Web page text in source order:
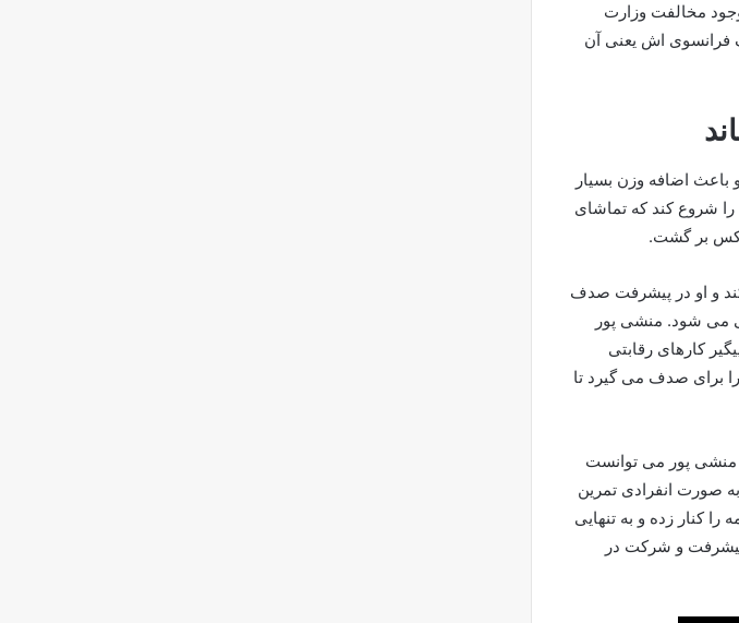
مخالفت وزارت
فرانسوی اش یعنی آن
اضافه وزن بسیار
شروع کند که تماشای
کند و او در پیشرفت صدف
می شود. منشی پور
کارهای رقابتی
برای صدف می گیرد تا
منشی پور می توانست
صورت انفرادی تمرین
کنار زده و به تنهایی
پیشرفت و شرکت در